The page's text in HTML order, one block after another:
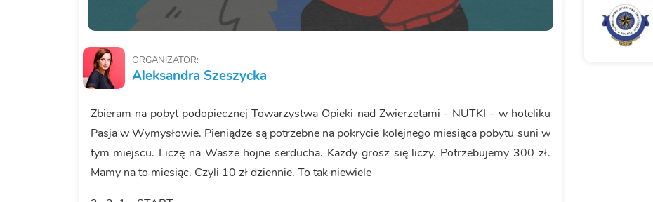
ORGANIZATOR:
Aleksandra Szeszycka
Zbieram na pobyt podopiecznej Towarzystwa Opieki nad Zwierzetami - NUTKI - w hoteliku
Pasja w Wymysłowie. Pieniądze są potrzebne na pokrycie kolejnego miesiąca pobytu suni w
tym miejscu. Liczę na Wasze hojne serducha. Każdy grosz się liczy. Potrzebujemy 300 zł.
Mamy na to miesiąc. Czyli 10 zł dziennie. To tak niewiele